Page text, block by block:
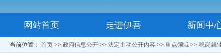
网站首页 走进伊吾 新闻中
当前位置： 首页 >> 政府信息公开 >> 法定主动公开内容 >> 重点领域 >> 稳岗就